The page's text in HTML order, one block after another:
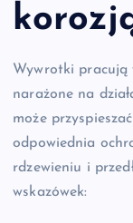
Wywrotki pracują
narażone na
może
odpowiednia
rdzewieniu i
wskazówek: